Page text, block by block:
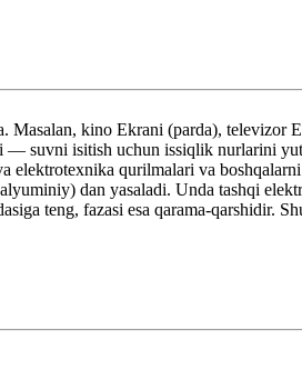
kino Ekrani (parda), televizor
— suvni isitish uchun issiqlik nurlarini
qurilmalari va
dan yasaladi. Unda tashqi
teng, fazasi esa qarama-qarshidir.